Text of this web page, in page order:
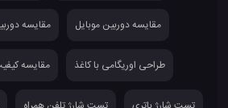
مقایسه دوربین موبایل مقایسه
طراحی اوریگامی با کاغذ مقایسه